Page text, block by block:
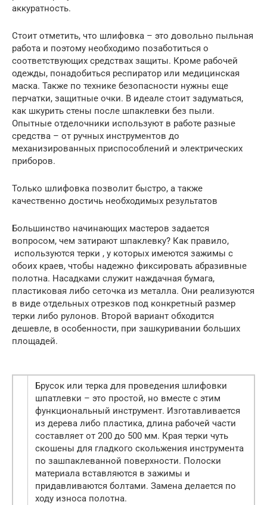
аккуратность.
Стоит отметить, что шлифовка – это довольно пыльная
работа и поэтому необходимо позаботиться о
соответствующих средствах защиты. Кроме рабочей
одежды, понадобиться респиратор или медицинская
маска. Также по технике безопасности нужны еще
перчатки, защитные очки. В идеале стоит задуматься,
как шкурить стены после шпаклевки без пыли.
Опытные отделочники используют в работе разные
средства – от ручных инструментов до
механизированных приспособлений и электрических
приборов.
Только шлифовка позволит быстро, а также
качественно достичь необходимых результатов
Большинство начинающих мастеров задается
вопросом, чем затирают шпаклевку? Как правило,
используются терки , у которых имеются зажимы с
обоих краев, чтобы надежно фиксировать абразивные
полотна. Насадками служит наждачная бумага,
пластиковая либо сеточка из металла. Они реализуются
в виде отдельных отрезков под конкретный размер
терки либо рулонов. Второй вариант обходится
дешевле, в особенности, при зашкуривании больших
площадей.
Брусок или терка для проведения шлифовки
шпатлевки – это простой, но вместе с этим
функциональный инструмент. Изготавливается
из дерева либо пластика, длина рабочей части
составляет от 200 до 500 мм. Края терки чуть
скошены для гладкого скольжения инструмента
по зашпаклеванной поверхности. Полоски
материала вставляются в зажимы и
придавливаются болтами. Замена делается по
ходу износа полотна.